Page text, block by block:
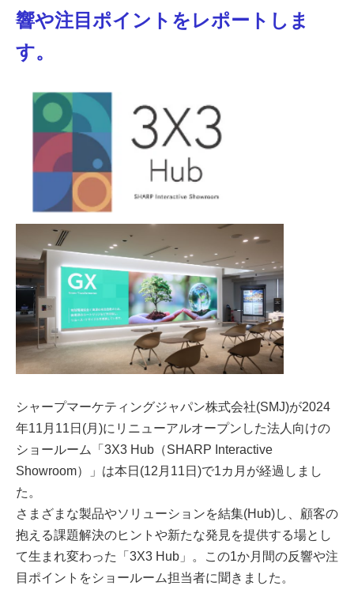
響や注目ポイントをレポートしま
す。
シャープマーケティングジャパン株式会社(SMJ)が2024
年11月11日(月)にリニューアルオープンした法人向けの
ショールーム「3X3 Hub（SHARP Interactive
Showroom）」は本日(12月11日)で1カ月が経過しまし
た。
さまざまな製品やソリューションを結集(Hub)し、顧客の
抱える課題解決のヒントや新たな発見を提供する場とし
て生まれ変わった「3X3 Hub」。この1か月間の反響や注
目ポイントをショールーム担当者に聞きました。